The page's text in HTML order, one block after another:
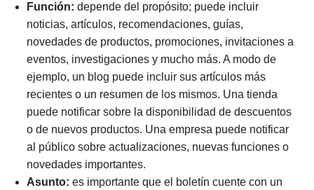
Función: depende del propósito; puede incluir
noticias, artículos, recomendaciones, guías,
novedades de productos, promociones, invitaciones a
eventos, investigaciones y mucho más. A modo de
ejemplo, un blog puede incluir sus artículos más
recientes o un resumen de los mismos. Una tienda
puede notificar sobre la disponibilidad de descuentos
o de nuevos productos. Una empresa puede notificar
al público sobre actualizaciones, nuevas funciones o
novedades importantes.
Asunto: es importante que el boletín cuente con un